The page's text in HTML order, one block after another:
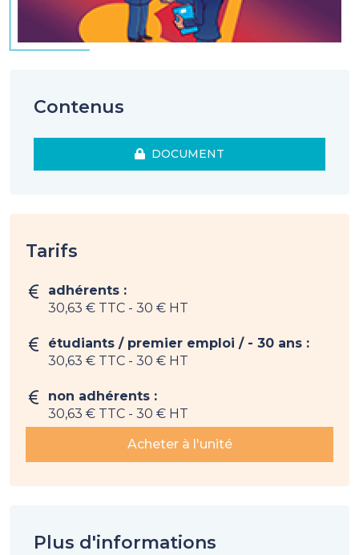
Contenus
DOCUMENT
Tarifs
adhérents :
30,63 € TTC - 30 € HT
étudiants / premier emploi / - 30 ans :
30,63 € TTC - 30 € HT
non adhérents :
30,63 € TTC - 30 € HT
Acheter à l'unité
Plus d'informations